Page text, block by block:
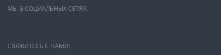
МЫ В СОЦИАЛЬНЫХ СЕТЯХ:
СВЯЖИТЕСЬ С НАМИ: